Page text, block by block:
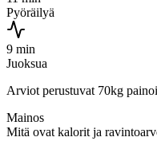
Pyöräilyä
9 min
Juoksua
Arviot perustuvat 70kg
Mainos
Mitä ovat kalorit ja